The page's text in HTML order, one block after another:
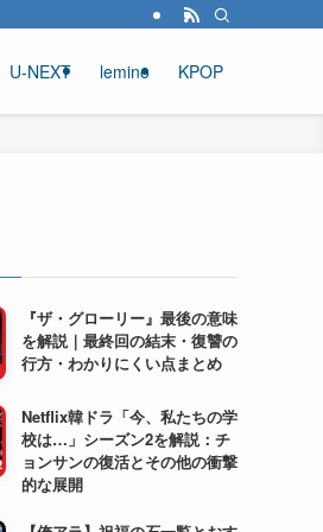
U-NEXT lemino KPOP
『ザ・グローリー』最後の意味
を解説｜最終回の結末・復讐の
行方・わかりにくい点まとめ
Netflix韓ドラ「今、私たちの学
校は…」シーズン2を解説：チ
ョンサンの復活とその他の衝撃
的な展開